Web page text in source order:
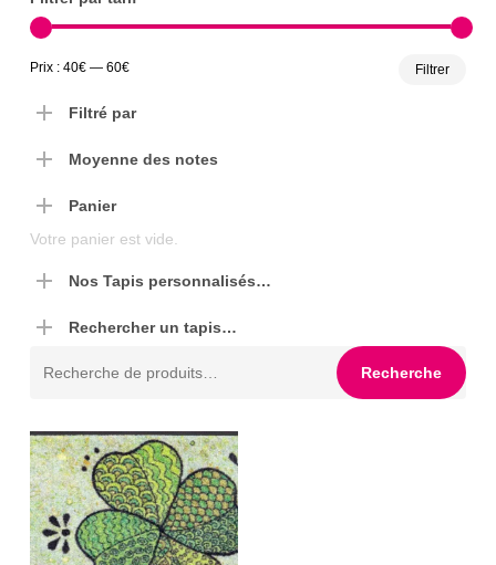
Filtrer
Prix : 40€— 60€
Filtré par
Moyenne des notes
Panier
Votre panier est vide.
Nos Tapis personnalisés…
Rechercher un tapis…
Recherche